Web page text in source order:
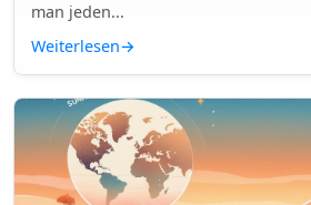
man jeden...
Weiterlesen→